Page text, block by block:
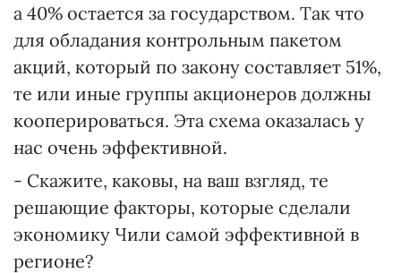
а 40% остается за государством. Так что
для обладания контрольным пакетом
акций, который по закону составляет 51%,
те или иные группы акционеров должны
кооперироваться. Эта схема оказалась у
нас очень эффективной.
- Скажите, каковы, на ваш взгляд, те
решающие факторы, которые сделали
экономику Чили самой эффективной в
регионе?